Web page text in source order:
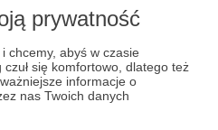
prywatność
chcemy, abyś w czasie
czuł się komfortowo, dlatego też
informacje o
nas Twoich danych